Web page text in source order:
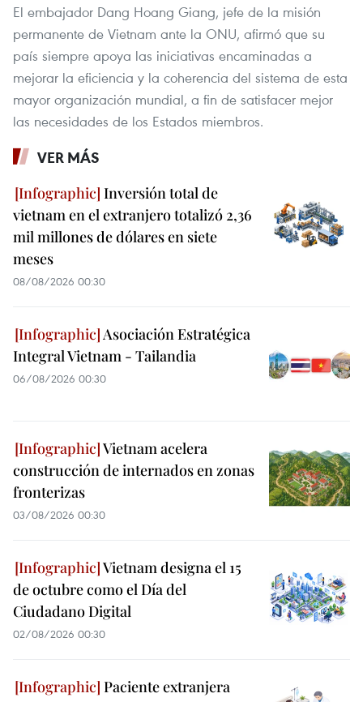
El embajador Dang Hoang Giang, jefe de la misión
permanente de Vietnam ante la ONU, afirmó que su
país siempre apoya las iniciativas encaminadas a
mejorar la eficiencia y la coherencia del sistema de esta
mayor organización mundial, a fin de satisfacer mejor
las necesidades de los Estados miembros.
VER MÁS
Inversión total de
vietnam en el extranjero totalizó 2,36
mil millones de dólares en siete
meses
08/08/2026 00:30
Asociación Estratégica
Integral Vietnam - Tailandia
06/08/2026 00:30
Vietnam acelera
construcción de internados en zonas
fronterizas
03/08/2026 00:30
Vietnam designa el 15
de octubre como el Día del
Ciudadano Digital
02/08/2026 00:30
Paciente extranjera